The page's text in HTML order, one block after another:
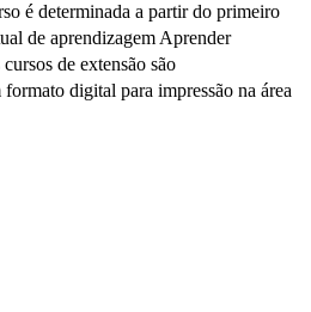
é determinada a partir do primeiro
de aprendizagem Aprender
de extensão são
digital para impressão na área